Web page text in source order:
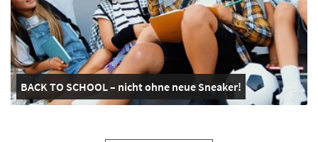
BACK TO SCHOOL – nicht ohne neue Sneaker!